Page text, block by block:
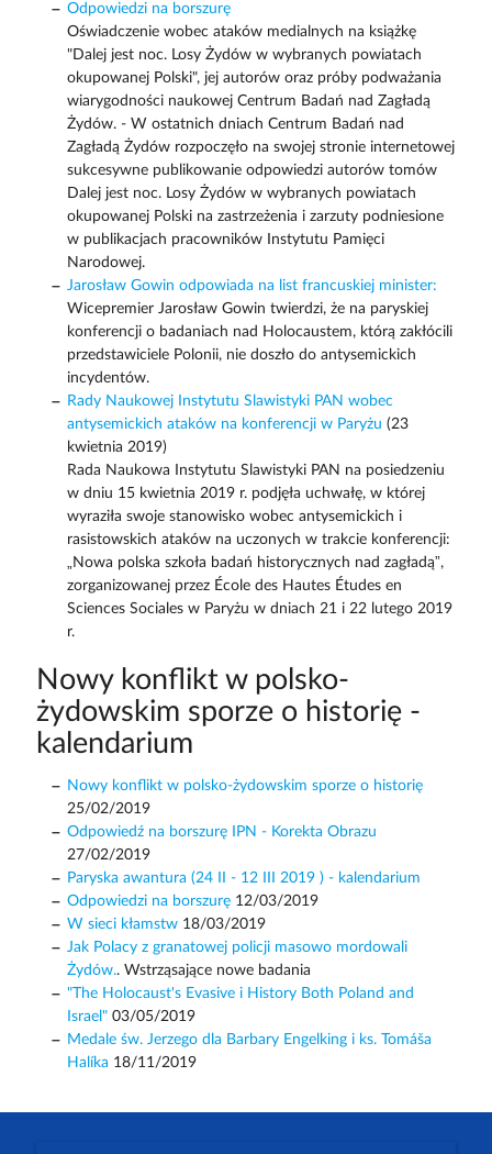
Odpowiedzi na borszurę
Oświadczenie wobec ataków medialnych na książkę
"Dalej jest noc. Losy Żydów w wybranych powiatach
okupowanej Polski", jej autorów oraz próby podważania
wiarygodności naukowej Centrum Badań nad Zagładą
Żydów. - W ostatnich dniach Centrum Badań nad
Zagładą Żydów rozpoczęło na swojej stronie internetowej
sukcesywne publikowanie odpowiedzi autorów tomów
Dalej jest noc. Losy Żydów w wybranych powiatach
okupowanej Polski na zastrzeżenia i zarzuty podniesione
w publikacjach pracowników Instytutu Pamięci
Narodowej.
Jarosław Gowin odpowiada na list francuskiej minister:
Wicepremier Jarosław Gowin twierdzi, że na paryskiej
konferencji o badaniach nad Holocaustem, którą zakłócili
przedstawiciele Polonii, nie doszło do antysemickich
incydentów.
Rady Naukowej Instytutu Slawistyki PAN wobec
antysemickich ataków na konferencji w Paryżu (23
kwietnia 2019)
Rada Naukowa Instytutu Slawistyki PAN na posiedzeniu
w dniu 15 kwietnia 2019 r. podjęła uchwałę, w której
wyraziła swoje stanowisko wobec antysemickich i
rasistowskich ataków na uczonych w trakcie konferencji:
„Nowa polska szkoła badań historycznych nad zagładą”,
zorganizowanej przez École des Hautes Études en
Sciences Sociales w Paryżu w dniach 21 i 22 lutego 2019
r.
Nowy konflikt w polsko-
żydowskim sporze o historię -
kalendarium
Nowy konflikt w polsko-żydowskim sporze o historię
25/02/2019
Odpowiedź na borszurę IPN - Korekta Obrazu
27/02/2019
Paryska awantura (24 II - 12 III 2019 ) - kalendarium
Odpowiedzi na borszurę12/03/2019
W sieci kłamstw18/03/2019
Jak Polacy z granatowej policji masowo mordowali
Żydów.. Wstrząsające nowe badania
"The Holocaust's Evasive i History Both Poland and
Israel"03/05/2019
Medale św. Jerzego dla Barbary Engelking i ks. Tomáša
Halíka 18/11/2019